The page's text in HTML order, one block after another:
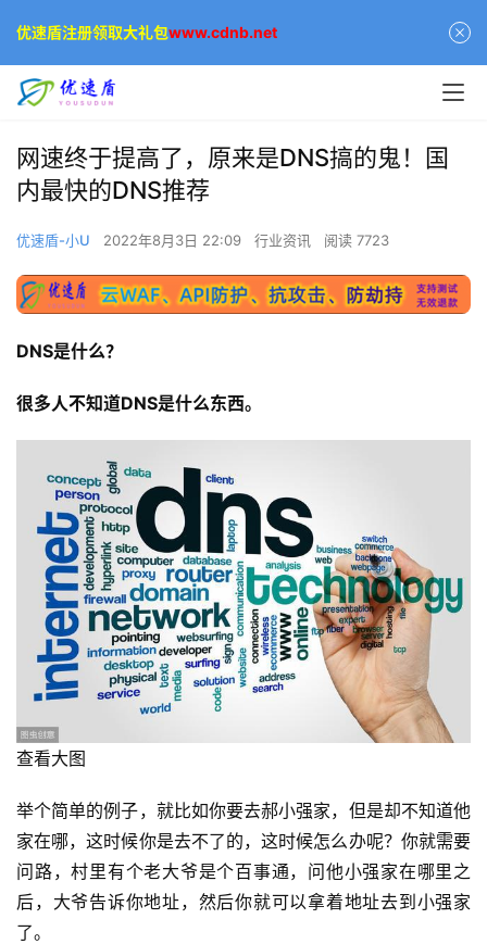
网速终于提高了，原来是DNS搞的鬼！国
内最快的DNS推荐
优速盾-小U 2022年8月3日 22:09 行业资讯 阅读 7723
DNS是什么？
很多人不知道DNS是什么东西。
查看大图
举个简单的例子，就比如你要去郝小强家，但是却不知道他
家在哪，这时候你是去不了的，这时候怎么办呢？你就需要
问路，村里有个老大爷是个百事通，问他小强家在哪里之
后，大爷告诉你地址，然后你就可以拿着地址去到小强家
了。
优速盾注册领取大礼包www.cdnb.net